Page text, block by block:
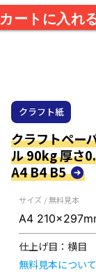
カートに入れ
クラフト紙
クラフトペー
ル 90kg 厚さ
A4 B4 B5
サイズ / 無料見本
仕上げ目： 横目
無料見本について